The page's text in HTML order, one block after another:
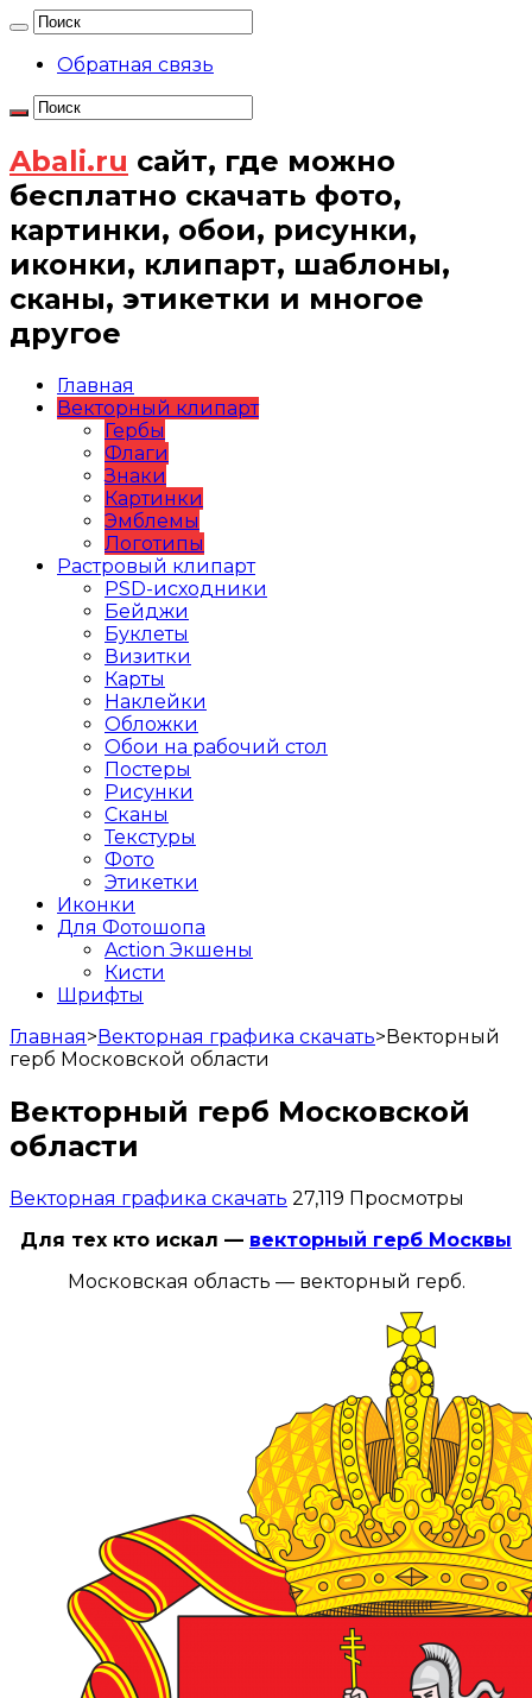
Обратная связь
Abali.ru сайт, где можно
бесплатно скачать фото,
картинки, обои, рисунки,
иконки, клипарт, шаблоны,
сканы, этикетки и многое
другое
Главная
Векторный клипарт
Гербы
Флаги
Знаки
Картинки
Эмблемы
Логотипы
Растровый клипарт
PSD-исходники
Бейджи
Буклеты
Визитки
Карты
Наклейки
Обложки
Обои на рабочий стол
Постеры
Рисунки
Сканы
Текстуры
Фото
Этикетки
Иконки
Для Фотошопа
Action Экшены
Кисти
Шрифты
Главная>Векторная графика скачать>Векторный
герб Московской области
Векторный герб Московской
области
Векторная графика скачать 27,119 Просмотры
Для тех кто искал — векторный герб Москвы
Московская область — векторный герб.